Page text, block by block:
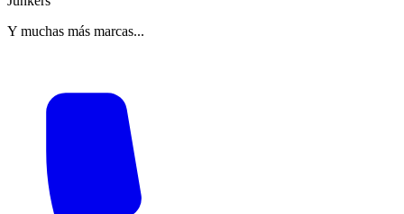
Y muchas más marcas...